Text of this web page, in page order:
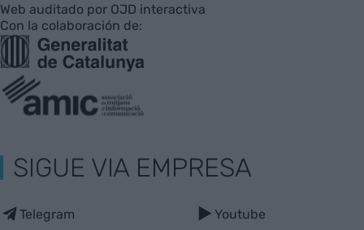
Web auditado por OJD interactiva
Con la colaboración de:
SIGUE VIA EMPRESA
Telegram Youtube